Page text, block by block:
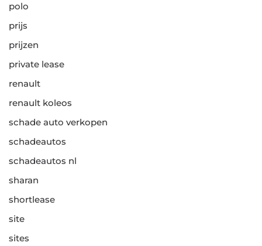
polo
prijs
prijzen
private lease
renault
renault koleos
schade auto verkopen
schadeautos
schadeautos nl
sharan
shortlease
site
sites